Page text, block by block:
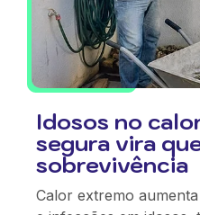
Idosos no
segura vira
sobrevivência
Calor extremo